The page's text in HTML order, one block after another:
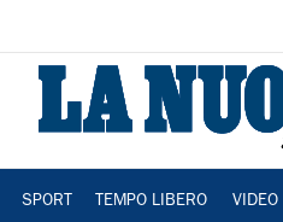
SPORT TEMPO LIBERO VIDEO